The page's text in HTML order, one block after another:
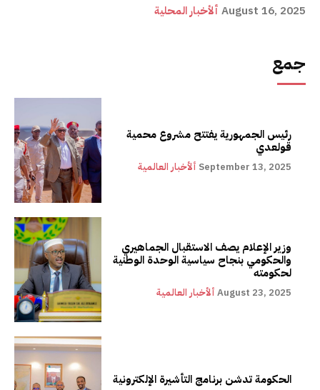
ألأخبار المحلية August 16, 2025
جمع
رئيس الجمهورية يفتتح مشروع محمية
قولعدي
ألأخبار العالمية September 13, 2025
وزير الإعلام يصف الاستقبال الجماهيري
والحكومي بنجاح سياسية الوحدة الوطنية
لحكومته
ألأخبار العالمية August 23, 2025
الحكومة تدشن برنامج التأشيرة الإلكترونية